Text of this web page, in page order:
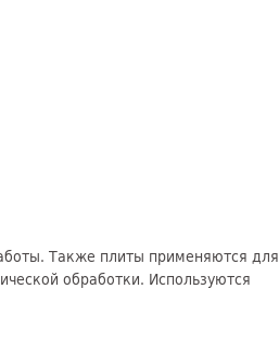
Также плиты применяются для
обработки. Используются